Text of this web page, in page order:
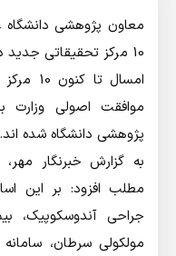
معاون پژوهشی
10 مرکز تحقیقاتی
امسال
موافقت اصولی
پژوهشی دانشگاه شده اند.
به گزارش خبرنگار
مطلب افزود: ‌بر این
جراحی آندوسکوپیک،
مولکولی سرطان،